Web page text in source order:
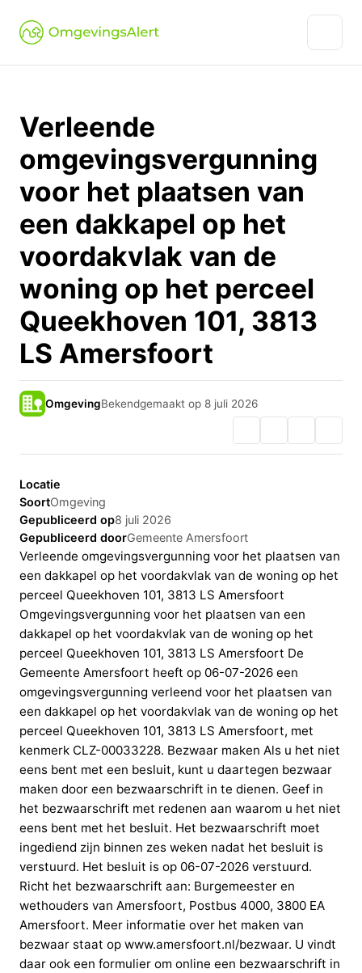
Verleende
omgevingsvergunning
voor het plaatsen van
een dakkapel op het
voordakvlak van de
woning op het perceel
Queekhoven 101, 3813
LS Amersfoort
OmgevingBekendgemaakt op 8 juli 2026
Locatie
SoortOmgeving
Gepubliceerd op8 juli 2026
Gepubliceerd doorGemeente Amersfoort
Verleende omgevingsvergunning voor het plaatsen van
een dakkapel op het voordakvlak van de woning op het
perceel Queekhoven 101, 3813 LS Amersfoort
Omgevingsvergunning voor het plaatsen van een
dakkapel op het voordakvlak van de woning op het
perceel Queekhoven 101, 3813 LS Amersfoort De
Gemeente Amersfoort heeft op 06-07-2026 een
omgevingsvergunning verleend voor het plaatsen van
een dakkapel op het voordakvlak van de woning op het
perceel Queekhoven 101, 3813 LS Amersfoort, met
kenmerk CLZ-00033228. Bezwaar maken Als u het niet
eens bent met een besluit, kunt u daartegen bezwaar
maken door een bezwaarschrift in te dienen. Geef in
het bezwaarschrift met redenen aan waarom u het niet
eens bent met het besluit. Het bezwaarschrift moet
ingediend zijn binnen zes weken nadat het besluit is
verstuurd. Het besluit is op 06-07-2026 verstuurd.
Richt het bezwaarschrift aan: Burgemeester en
wethouders van Amersfoort, Postbus 4000, 3800 EA
Amersfoort. Meer informatie over het maken van
bezwaar staat op www.amersfoort.nl/bezwaar. U vindt
daar ook een formulier om online een bezwaarschrift in